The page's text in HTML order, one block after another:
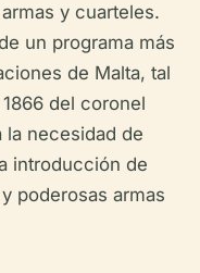
y cuarteles.
un programa más
de Malta, tal
del coronel
la necesidad de
introducción de
poderosas armas